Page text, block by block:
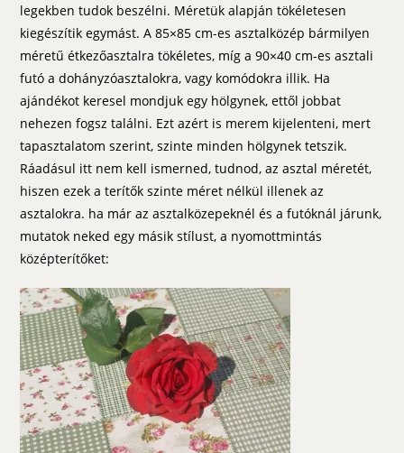
legekben tudok beszélni. Méretük alapján tökéletesen
kiegészítik egymást. A 85×85 cm-es asztalközép bármilyen
méretű étkezőasztalra tökéletes, míg a 90×40 cm-es asztali
futó a dohányzóasztalokra, vagy komódokra illik. Ha
ajándékot keresel mondjuk egy hölgynek, ettől jobbat
nehezen fogsz találni. Ezt azért is merem kijelenteni, mert
tapasztalatom szerint, szinte minden hölgynek tetszik.
Ráadásul itt nem kell ismerned, tudnod, az asztal méretét,
hiszen ezek a terítők szinte méret nélkül illenek az
asztalokra. ha már az asztalközepeknél és a futóknál járunk,
mutatok neked egy másik stílust, a nyomottmintás
középterítőket: